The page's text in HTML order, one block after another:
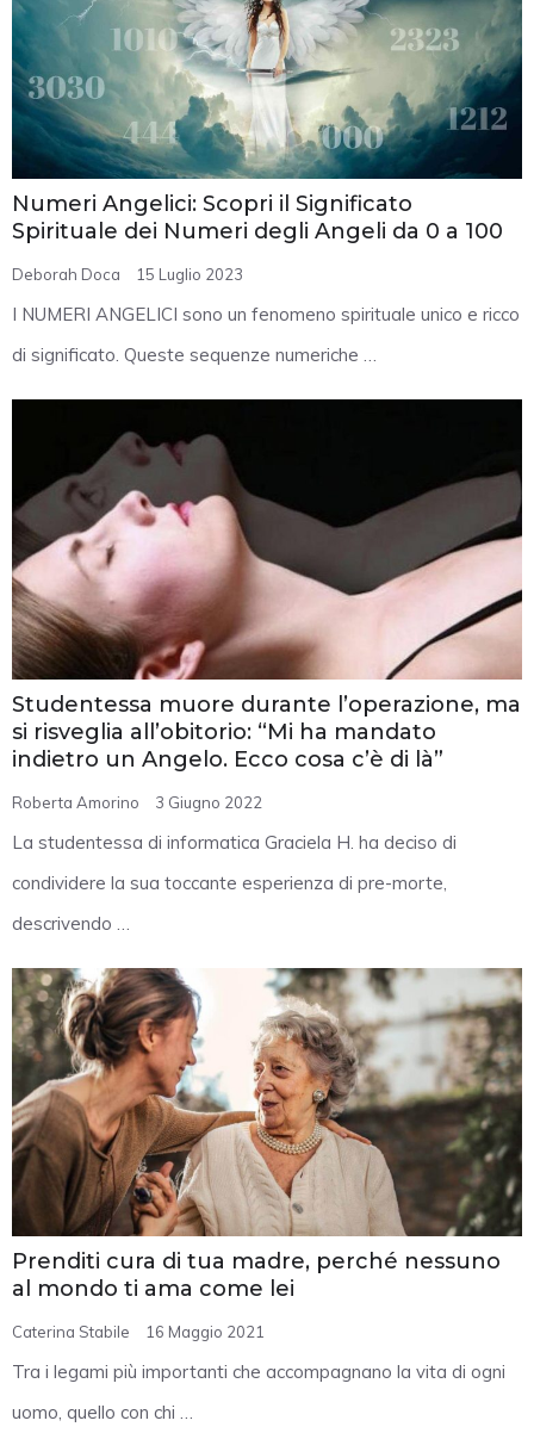
Numeri Angelici: Scopri il Significato
Spirituale dei Numeri degli Angeli da 0 a 100
Deborah Doca 15 Luglio 2023
I NUMERI ANGELICI sono un fenomeno spirituale unico e ricco
di significato. Queste sequenze numeriche …
Studentessa muore durante l’operazione, ma
si risveglia all’obitorio: “Mi ha mandato
indietro un Angelo. Ecco cosa c’è di là”
Roberta Amorino 3 Giugno 2022
La studentessa di informatica Graciela H. ha deciso di
condividere la sua toccante esperienza di pre-morte,
descrivendo …
Prenditi cura di tua madre, perché nessuno
al mondo ti ama come lei
Caterina Stabile 16 Maggio 2021
Tra i legami più importanti che accompagnano la vita di ogni
uomo, quello con chi …